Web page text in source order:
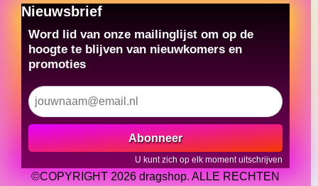
Nieuwsbrief
Word lid van onze mailinglijst om op de
hoogte te blijven van nieuwkomers en
promoties
Abonneer
U kunt zich op elk moment uitschrijven
©COPYRIGHT 2026 dragshop. ALLE RECHTEN